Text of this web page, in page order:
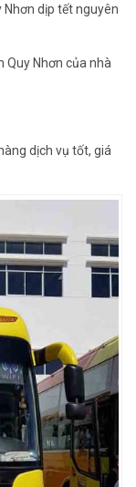
Nhơn dịp tết nguyên
Quy Nhơn của nhà
dịch vụ tốt, giá